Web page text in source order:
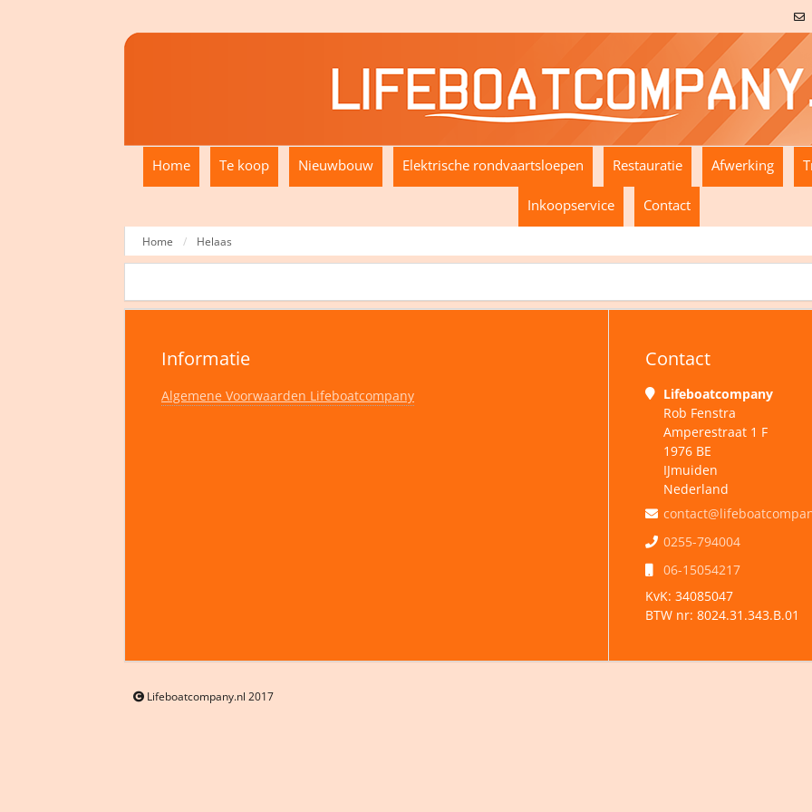
Home Te koop Nieuwbouw Elektrische rondvaartsloepen Restauratie Afwerking
Inkoopservice Contact
Home Helaas
Informatie
Algemene Voorwaarden Lifeboatcompany
Contact
Lifeboatcompany
Rob Fenstra
Amperestraat 1 F
1976 BE
IJmuiden
Nederland
0255-794004
06-15054217
KvK: 34085047
BTW nr: 8024.31.343.B.01
Lifeboatcompany.nl 2017